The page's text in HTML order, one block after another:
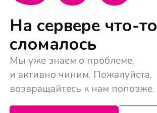
На сервере что-то
сломалось
Мы уже знаем о проблеме,
и активно чиним. Пожалуйста,
возвращайтесь к нам попозже.